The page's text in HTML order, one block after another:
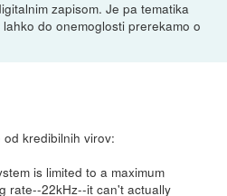
zapisom. Je pa tematika
do onemoglosti prerekamo o
kredibilnih virov:
is limited to a maximum
rate--22kHz--it can't actually